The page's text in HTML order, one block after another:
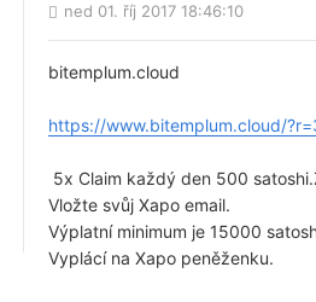
ned 01. říj 2017 18:46:10
bitemplum.cloud
https://www.bitemplum.cloud/
5x Claim každý den 500
Vložte svůj Xapo email.
Výplatní minimum je 15000
Vyplácí na Xapo peněženku.